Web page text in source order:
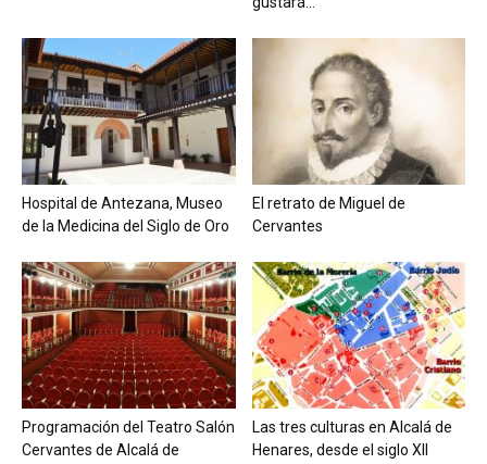
Hospital de Antezana, Museo
de la Medicina del Siglo de Oro
El retrato de Miguel de
Cervantes
Programación del Teatro Salón
Cervantes de Alcalá de
Las tres culturas en Alcalá de
Henares, desde el siglo XII